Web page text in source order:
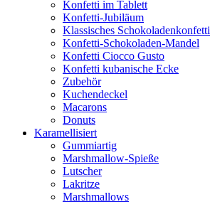
Konfetti im Tablett
Konfetti-Jubiläum
Klassisches Schokoladenkonfetti
Konfetti-Schokoladen-Mandel
Konfetti Ciocco Gusto
Konfetti kubanische Ecke
Zubehör
Kuchendeckel
Macarons
Donuts
Karamellisiert
Gummiartig
Marshmallow-Spieße
Lutscher
Lakritze
Marshmallows